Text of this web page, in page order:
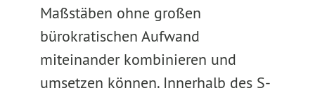
Maßstäben ohne großen
bürokratischen Aufwand
miteinander kombinieren und
umsetzen können. Innerhalb des S-